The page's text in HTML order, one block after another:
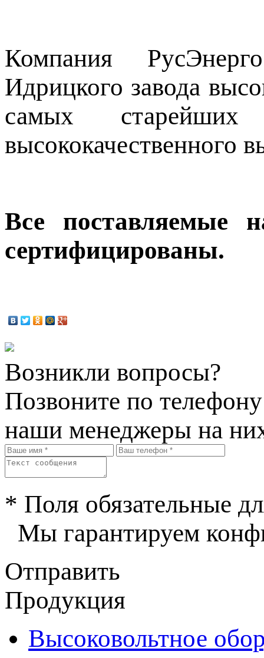
Компания
Идрицкого завода
самых старейших
высококачественного
Все поставляемые
сертифицированы.
Возникли вопросы?
Позвоните по
наши менеджеры на
* Поля обязательные
Мы гарантируем
Отправить
Продукция
Высоковольтное